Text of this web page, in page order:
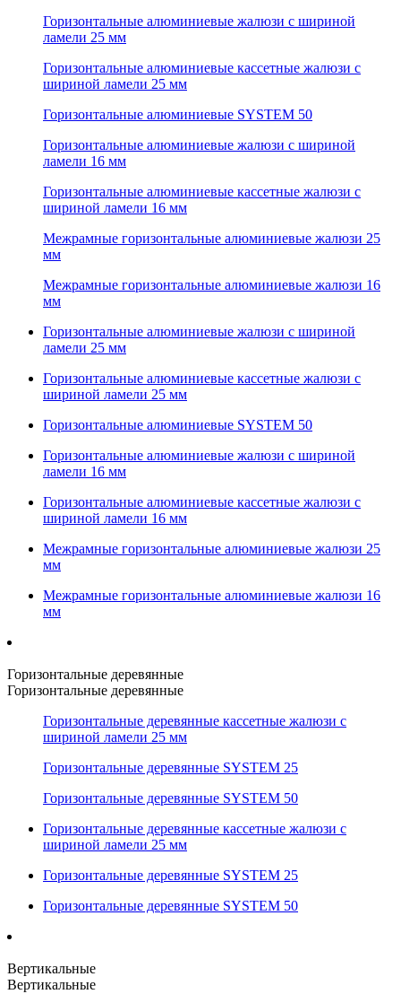
Горизонтальные алюминиевые жалюзи с шириной
ламели 25 мм
Горизонтальные алюминиевые кассетные жалюзи с
шириной ламели 25 мм
Горизонтальные алюминиевые SYSTEM 50
Горизонтальные алюминиевые жалюзи с шириной
ламели 16 мм
Горизонтальные алюминиевые кассетные жалюзи с
шириной ламели 16 мм
Межрамные горизонтальные алюминиевые жалюзи 25
мм
Межрамные горизонтальные алюминиевые жалюзи 16
мм
Горизонтальные алюминиевые жалюзи с шириной
ламели 25 мм
Горизонтальные алюминиевые кассетные жалюзи с
шириной ламели 25 мм
Горизонтальные алюминиевые SYSTEM 50
Горизонтальные алюминиевые жалюзи с шириной
ламели 16 мм
Горизонтальные алюминиевые кассетные жалюзи с
шириной ламели 16 мм
Межрамные горизонтальные алюминиевые жалюзи 25
мм
Межрамные горизонтальные алюминиевые жалюзи 16
мм
Горизонтальные деревянные
Горизонтальные деревянные
Горизонтальные деревянные кассетные жалюзи с
шириной ламели 25 мм
Горизонтальные деревянные SYSTEM 25
Горизонтальные деревянные SYSTEM 50
Горизонтальные деревянные кассетные жалюзи с
шириной ламели 25 мм
Горизонтальные деревянные SYSTEM 25
Горизонтальные деревянные SYSTEM 50
Вертикальные
Вертикальные